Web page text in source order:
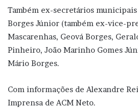
Também ex-secretários
Borges Júnior (também ex-vice-
Mascarenhas, Geová Borges,
Pinheiro, João Marinho Gomes
Mário Borges.
Com informações de Alexandre
Imprensa de ACM Neto.